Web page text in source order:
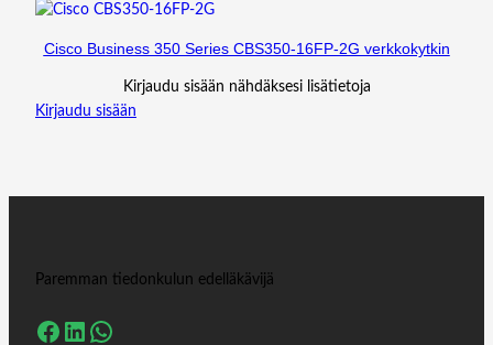
Cisco Business 350 Series CBS350-16FP-2G verkkokytkin
Kirjaudu sisään nähdäksesi lisätietoja
Kirjaudu sisään
Paremman tiedonkulun edelläkävijä
Facebook LinkedIn WhatsApp